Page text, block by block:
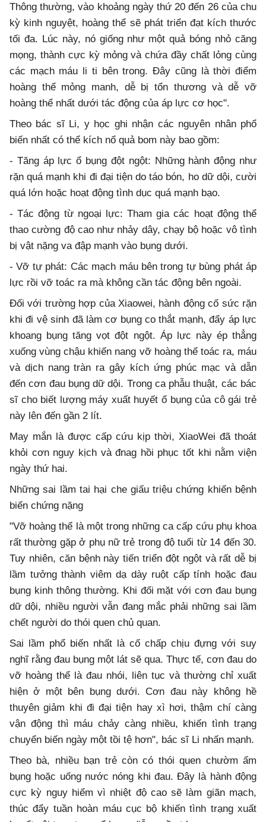
Thông thường, vào khoảng ngày thứ 20 đến 26 của chu
kỳ kinh nguyệt, hoàng thể sẽ phát triển đạt kích thước
tối đa. Lúc này, nó giống như một quả bóng nhỏ căng
mọng, thành cực kỳ mỏng và chứa đầy chất lỏng cùng
các mạch máu li ti bên trong. Đây cũng là thời điểm
hoàng thể mỏng manh, dễ bị tổn thương và dễ vỡ
hoàng thể nhất dưới tác động của áp lực cơ học".
Theo bác sĩ Li, y học ghi nhận các nguyên nhân phổ
biến nhất có thể kích nổ quả bom này bao gồm:
- Tăng áp lực ổ bụng đột ngột: Những hành động như
rặn quá mạnh khi đi đại tiện do táo bón, ho dữ dội, cười
quá lớn hoặc hoạt động tình dục quá mạnh bạo.
- Tác động từ ngoại lực: Tham gia các hoạt động thể
thao cường độ cao như nhảy dây, chạy bộ hoặc vô tình
bị vật nặng va đập mạnh vào bụng dưới.
- Vỡ tự phát: Các mạch máu bên trong tự bùng phát áp
lực rồi vỡ toác ra mà không cần tác động bên ngoài.
Đối với trường hợp của Xiaowei, hành động cố sức rặn
khi đi vệ sinh đã làm cơ bụng co thắt mạnh, đẩy áp lực
khoang bụng tăng vọt đột ngột. Áp lực này ép thẳng
xuống vùng chậu khiến nang vỡ hoàng thể toác ra, máu
và dịch nang tràn ra gây kích ứng phúc mạc và dẫn
đến cơn đau bụng dữ dội. Trong ca phẫu thuật, các bác
sĩ cho biết lượng máy xuất huyết ổ bụng của cô gái trẻ
này lên đến gần 2 lít.
May mắn là được cấp cứu kịp thời, XiaoWei đã thoát
khỏi cơn nguy kịch và đnag hồi phục tốt khi nằm viện
ngày thứ hai.
Những sai lầm tai hại che giấu triệu chứng khiến bệnh
biến chứng nặng
"Vỡ hoàng thể là một trong những ca cấp cứu phụ khoa
rất thường gặp ở phụ nữ trẻ trong độ tuổi từ 14 đến 30.
Tuy nhiên, căn bệnh này tiến triển đột ngột và rất dễ bị
lầm tưởng thành viêm dạ dày ruột cấp tính hoặc đau
bụng kinh thông thường. Khi đối mặt với cơn đau bụng
dữ dội, nhiều người vẫn đang mắc phải những sai lầm
chết người do thói quen chủ quan.
Sai lầm phổ biến nhất là cố chấp chịu đựng với suy
nghĩ rằng đau bụng một lát sẽ qua. Thực tế, cơn đau do
vỡ hoàng thể là đau nhói, liên tục và thường chỉ xuất
hiện ở một bên bụng dưới. Cơn đau này không hề
thuyên giảm khi đi đại tiện hay xì hơi, thậm chí càng
vận động thì máu chảy càng nhiều, khiến tình trạng
chuyển biến ngày một tồi tệ hơn", bác sĩ Li nhấn mạnh.
Theo bà, nhiều bạn trẻ còn có thói quen chườm ấm
bụng hoặc uống nước nóng khi đau. Đây là hành động
cực kỳ nguy hiểm vì nhiệt độ cao sẽ làm giãn mạch,
thúc đẩy tuần hoàn máu cục bộ khiến tình trạng xuất